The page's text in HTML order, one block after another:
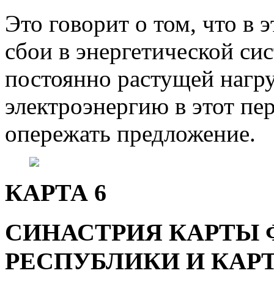
Это говорит о том, что в
сбои в энергетической
постоянно растущей
электроэнергию в этот
опережать предложение.
КАРТА 6
СИНАСТРИЯ КАРТЫ
РЕСПУБЛИКИ И